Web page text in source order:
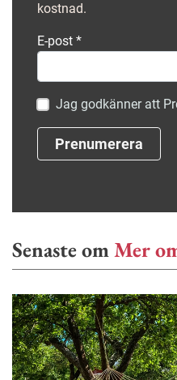
kostnad.
E-post *
Jag godkänner att
Prenumerera
Senaste omMer